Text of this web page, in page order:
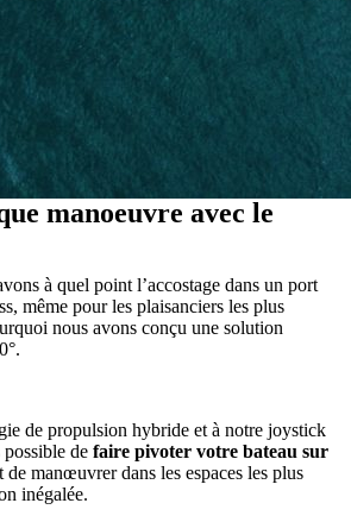
manoeuvre avec le
à quel point l’accostage dans un port
même pour les plaisanciers les plus
nous avons conçu une solution
.
de propulsion hybride et à notre joystick
de faire pivoter votre bateau sur
de manœuvrer dans les espaces les plus
inégalée.